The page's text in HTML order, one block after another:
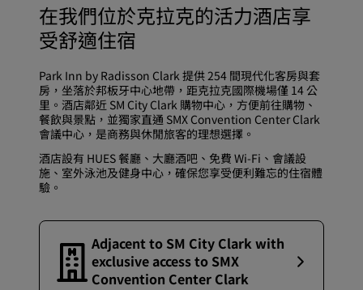
在我們位於克拉克的活力酒店享
受舒適住宿
Park Inn by Radisson Clark 提供 254 間現代化客房與套
房，坐落於邦板牙中心地帶，距克拉克國際機場僅 14 公
里。酒店鄰近 SM City Clark 購物中心，方便前往購物、
餐飲與景點，並獨家直通 SMX Convention Center Clark
會議中心，是商務與休閒旅客的理想選擇。
酒店設有 HUES 餐廳、大廳酒吧、免費 Wi-Fi、會議設
施、室外泳池及健身中心，確保您享受便利難忘的住宿體
驗。
Adjacent to SM City Clark with
exclusive access to SMX
Convention Center Clark